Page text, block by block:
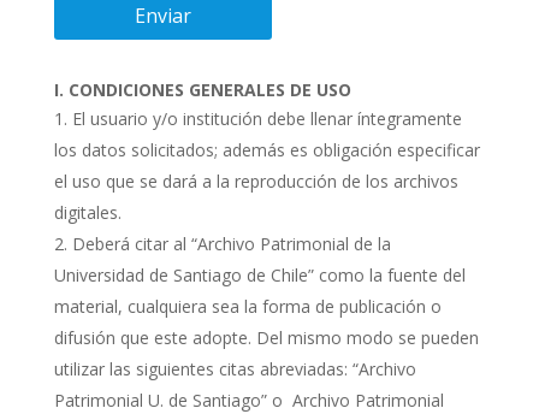
I. CONDICIONES GENERALES DE USO
El usuario y/o institución debe llenar íntegramente
los datos solicitados; además es obligación especificar
el uso que se dará a la reproducción de los archivos
digitales.
Deberá citar al “Archivo Patrimonial de la
Universidad de Santiago de Chile” como la fuente del
material, cualquiera sea la forma de publicación o
difusión que este adopte. Del mismo modo se pueden
utilizar las siguientes citas abreviadas: “Archivo
Patrimonial U. de Santiago” o Archivo Patrimonial